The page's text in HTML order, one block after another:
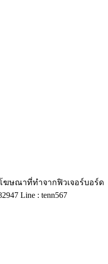
โฆษณาที่ทำจากฟิวเจอร์บอร์ด
Line : tenn567